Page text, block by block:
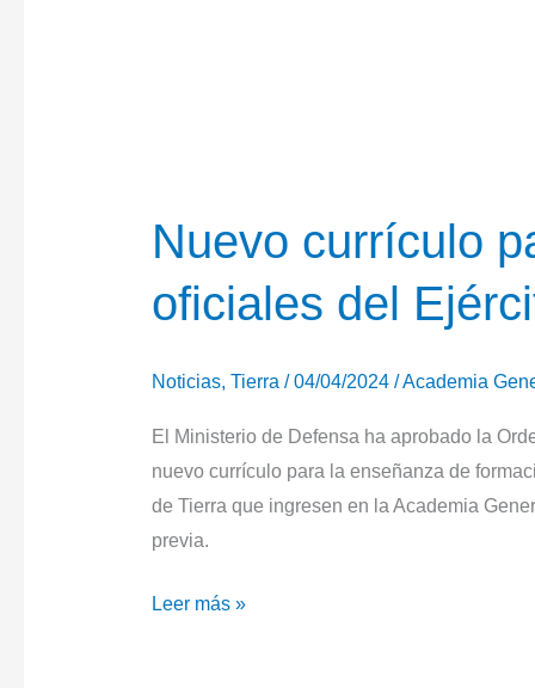
Nuevo currículo
oficiales del
Noticias, Tierra/04/04/2024 /Academia
El Ministerio de Defensa ha aprobado la
nuevo currículo para la enseñanza de
de Tierra que ingresen en la Academia
previa.
Nuevo
Leer más »